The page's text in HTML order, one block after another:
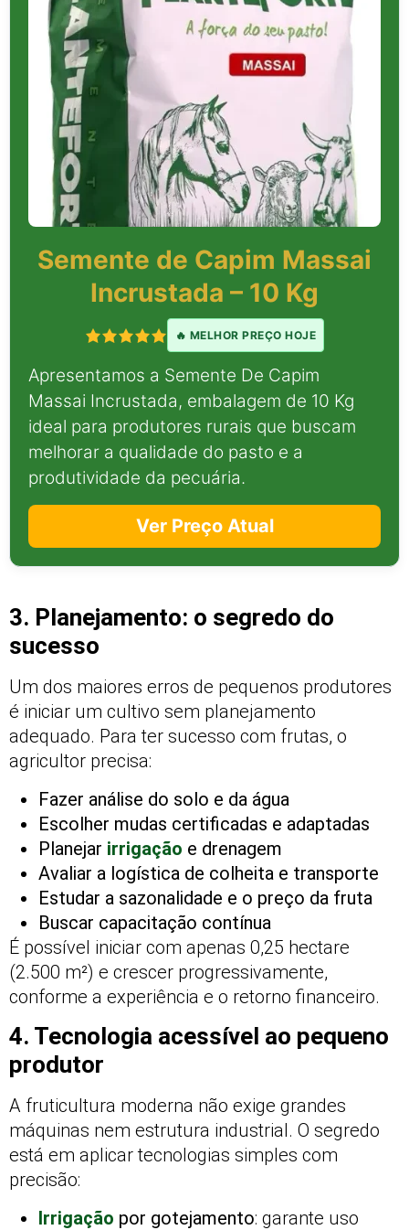
Semente de Capim Massai
Incrustada – 10 Kg
🔥 MELHOR PREÇO HOJE
Apresentamos a Semente De Capim
Massai Incrustada, embalagem de 10 Kg
ideal para produtores rurais que buscam
melhorar a qualidade do pasto e a
produtividade da pecuária.
Ver Preço Atual
3. Planejamento: o segredo do
sucesso
Um dos maiores erros de pequenos produtores
é iniciar um cultivo sem planejamento
adequado. Para ter sucesso com frutas, o
agricultor precisa:
Fazer análise do solo e da água
Escolher mudas certificadas e adaptadas
Planejar irrigação e drenagem
Avaliar a logística de colheita e transporte
Estudar a sazonalidade e o preço da fruta
Buscar capacitação contínua
É possível iniciar com apenas 0,25 hectare
(2.500 m²) e crescer progressivamente,
conforme a experiência e o retorno financeiro.
4. Tecnologia acessível ao pequeno
produtor
A fruticultura moderna não exige grandes
máquinas nem estrutura industrial. O segredo
está em aplicar tecnologias simples com
precisão:
Irrigação por gotejamento: garante uso